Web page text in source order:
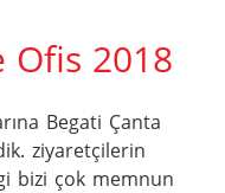
Ofis 2018
Begati Çanta
ziyaretçilerin
bizi çok memnun